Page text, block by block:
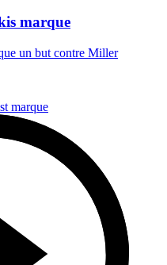
marque
un but contre Miller